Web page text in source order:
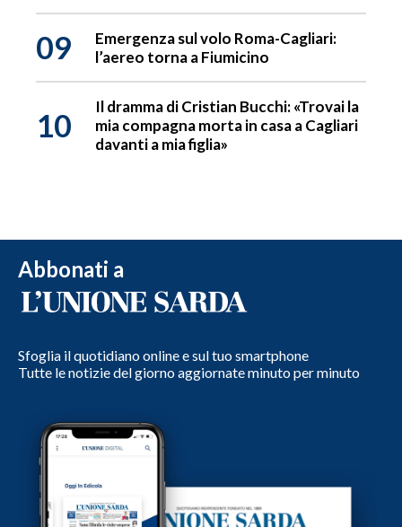
09
Emergenza sul volo Roma-Cagliari:
l’aereo torna a Fiumicino
10
Il dramma di Cristian Bucchi: «Trovai la
mia compagna morta in casa a Cagliari
davanti a mia figlia»
Abbonati a
Sfoglia il quotidiano online e sul tuo smartphone
Tutte le notizie del giorno aggiornate minuto per minuto